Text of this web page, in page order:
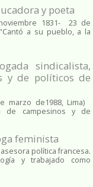
y poeta
1831- 23 de
a su pueblo, a la
sindicalista,
y de políticos de
marzo de1988, Lima)
de campesinos y de
feminista
política francesa.
y trabajado como